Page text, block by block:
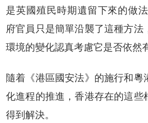
是英國殖民時期遺留下來的做
府官員只是簡單沿襲了這種方法
環境的變化認真考慮它是否依然
隨着《港區國安法》的施行和粵
化進程的推進，香港存在的這些
得到解決。